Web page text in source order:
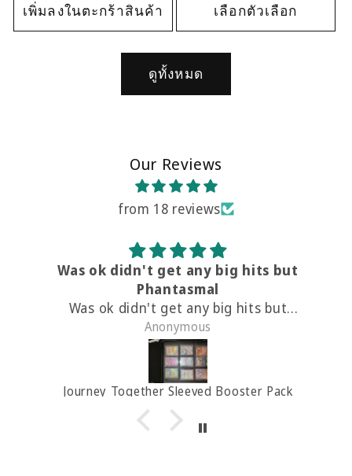
เพิ่มลงในตะกร้าสินค้า เลือกตัวเลือก
ดูทั้งหมด
Our Reviews
from 18 reviews
Was ok didn't get any big hits but
Phantasmal
Was ok didn't get any big hits but
Phantasmal Flames was kind to me
Anonymous
Journey Together Sleeved Booster Pack